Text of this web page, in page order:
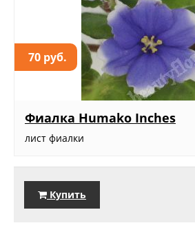
70 руб.
Фиалка Humako Inches
лист фиалки
Купить